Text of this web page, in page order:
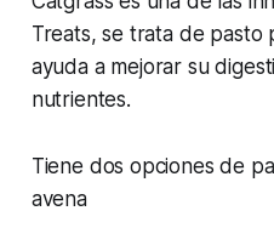
Treats, se trata de pasto
ayuda a mejorar su
nutrientes.
Tiene dos opciones de
avena